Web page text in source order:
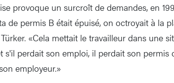
provoque un surcroît de demandes, en
de permis B était épuisé, on octroyait à la
«Cela mettait le travailleur dans une
s'il perdait son emploi, il perdait son permis
employeur.»